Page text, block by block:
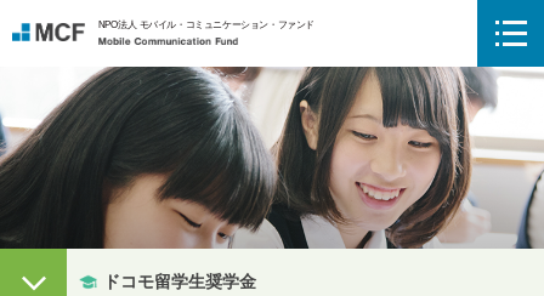
NPO法人 モバイル・コミュニケーション・ファンド
ドコモ留学生奨学金